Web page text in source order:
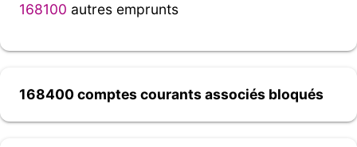
168100 autres emprunts
168400 comptes courants associés bloqués